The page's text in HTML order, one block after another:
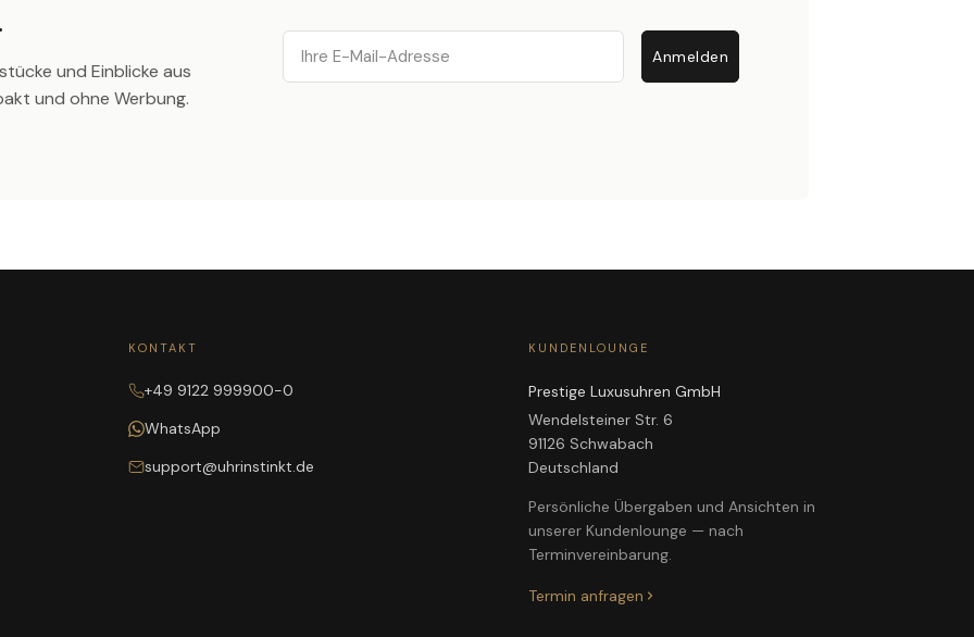
und Einblicke aus
und ohne Werbung.
Email
Anmelden
KONTAKT
+49 9122 999900-0
WhatsApp
support@uhrinstinkt.de
KUNDENLOUNGE
Prestige Luxusuhren GmbH
Wendelsteiner Str. 6
91126 Schwabach
Deutschland
Persönliche Übergaben und Ansichten in
unserer Kundenlounge — nach
Terminvereinbarung.
Termin anfragen